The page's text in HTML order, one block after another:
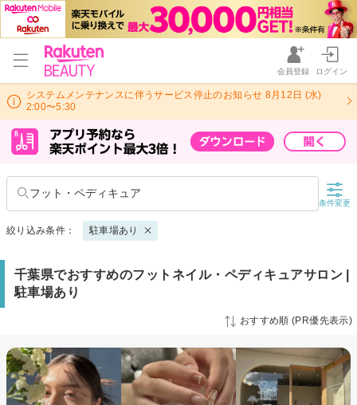
会員登録 ログイン
システムメンテナンスに伴うサービス停止のお知らせ 8月12日 (水)
2:00〜5:30
フット・ペディキュア
条件変更
絞り込み条件： 駐車場あり
千葉県でおすすめのフットネイル・ペディキュアサロン |
駐車場あり
おすすめ順 (PR優先表示)